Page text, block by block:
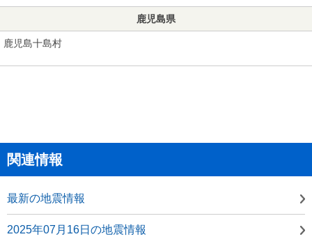
鹿児島県
鹿児島十島村
関連情報
最新の地震情報
2025年07月16日の地震情報